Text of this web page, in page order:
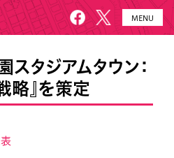
MENU
UDCMiとは
美園について
スタジアムタウン：
略』を策定